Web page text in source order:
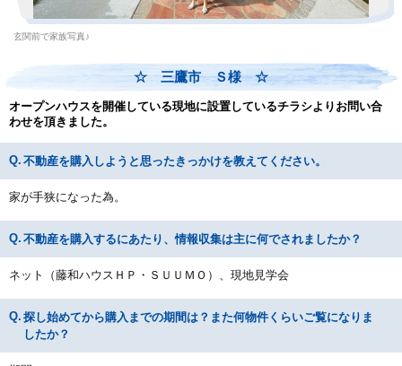
玄関前で家族写真♪
☆ 三鷹市 Ｓ様 ☆
オープンハウスを開催している現地に設置しているチラシよりお問い合
わせを頂きました。
不動産を購入しようと思ったきっかけを教えてください。
家が手狭になった為。
不動産を購入するにあたり、情報収集は主に何でされましたか？
ネット（藤和ハウスＨＰ・ＳＵＵＭＯ）、現地見学会
探し始めてから購入までの期間は？また何物件くらいご覧になりま
したか？